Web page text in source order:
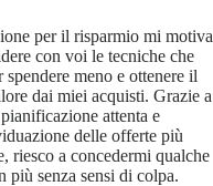
per il risparmio mi motiva
con voi le tecniche che
spendere meno e ottenere il
dai miei acquisti. Grazie a
attenta e
delle offerte più
riesco a concedermi qualche
più senza sensi di colpa.